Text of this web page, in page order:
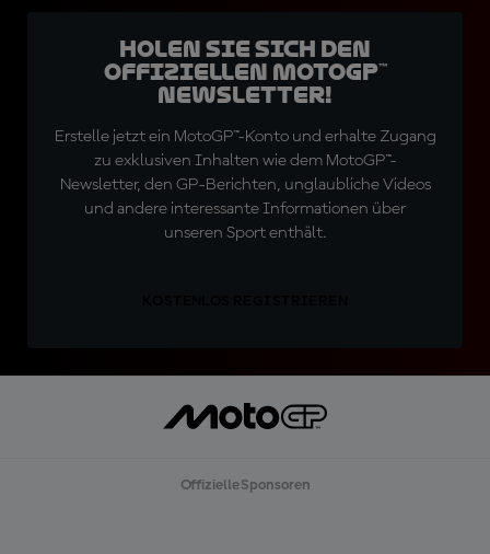
Holen Sie sich den
offiziellen MotoGP™
Newsletter!
Erstelle jetzt ein MotoGP™-Konto und erhalte Zugang
zu exklusiven Inhalten wie dem MotoGP™-
Newsletter, den GP-Berichten, unglaubliche Videos
und andere interessante Informationen über
unseren Sport enthält.
Offizielle Sponsoren